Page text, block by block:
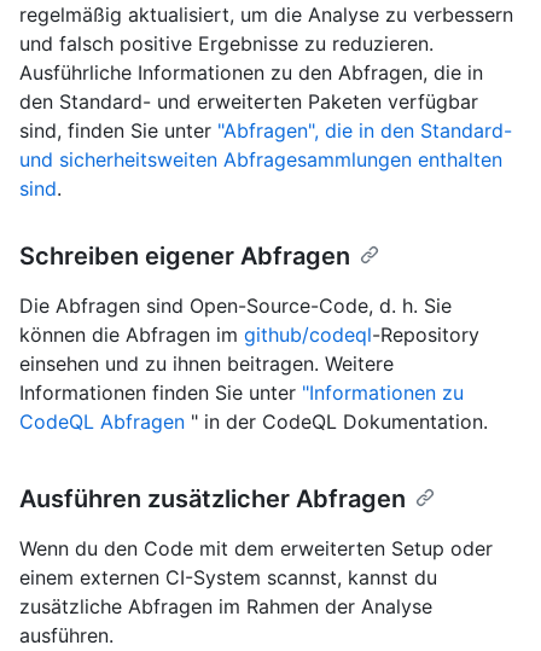
regelmäßig aktualisiert, um die Analyse zu verbessern
und falsch positive Ergebnisse zu reduzieren.
Ausführliche Informationen zu den Abfragen, die in
den Standard- und erweiterten Paketen verfügbar
sind, finden Sie unter "Abfragen", die in den Standard-
und sicherheitsweiten Abfragesammlungen enthalten
sind.
Schreiben eigener Abfragen
Die Abfragen sind Open-Source-Code, d. h. Sie
können die Abfragen im github/codeql-Repository
einsehen und zu ihnen beitragen. Weitere
Informationen finden Sie unter "Informationen zu
CodeQL Abfragen " in der CodeQL Dokumentation.
Ausführen zusätzlicher Abfragen
Wenn du den Code mit dem erweiterten Setup oder
einem externen CI-System scannst, kannst du
zusätzliche Abfragen im Rahmen der Analyse
ausführen.